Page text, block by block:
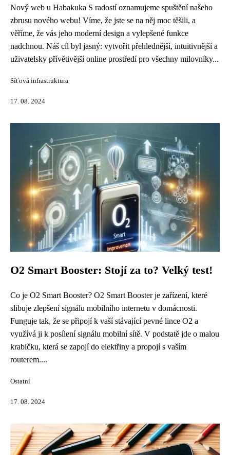
Nový web u Habakuka S radostí oznamujeme spuštění našeho
zbrusu nového webu! Víme, že jste se na něj moc těšili, a
věříme, že vás jeho moderní design a vylepšené funkce
nadchnou. Náš cíl byl jasný: vytvořit přehlednější, intuitivnější a
uživatelsky přívětivější online prostředí pro všechny milovníky...
Síťová infrastruktura
17. 08. 2024
O2 Smart Booster: Stojí za to? Velký test!
Co je O2 Smart Booster? O2 Smart Booster je zařízení, které
slibuje zlepšení signálu mobilního internetu v domácnosti.
Funguje tak, že se připojí k vaší stávající pevné lince O2 a
využívá ji k posílení signálu mobilní sítě. V podstatě jde o malou
krabičku, která se zapojí do elektřiny a propojí s vaším
routerem....
Ostatní
17. 08. 2024